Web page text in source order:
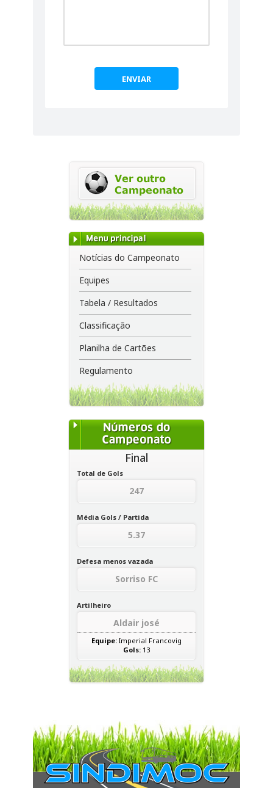
ENVIAR
Notícias do Campeonato
Equipes
Tabela / Resultados
Classificação
Planilha de Cartões
Regulamento
Final
Total de Gols
247
Média Gols / Partida
5.37
Defesa menos vazada
Sorriso FC
Artilheiro
Aldair josé
Equipe: Imperial Francovig
Gols: 13